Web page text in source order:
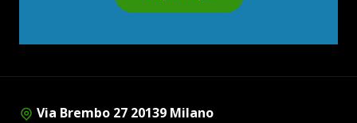
Via Brembo 27 20139 Milano